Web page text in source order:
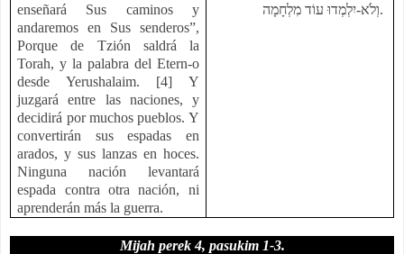
enseñará Sus caminos y
andaremos en Sus senderos”,
Porque de Tzión saldrá la
Torah, y la palabra del Etern-o
desde Yerushalaim. [4] Y
juzgará entre las naciones, y
decidirá por muchos pueblos. Y
convertirán sus espadas en
arados, y sus lanzas en hoces.
Ninguna nación levantará
espada contra otra nación, ni
aprenderán más la guerra.
וְלֹא-יִלְמְדוּ עוֹד מִלְחָמָה.
Mijah perek 4, pasukim 1-3.